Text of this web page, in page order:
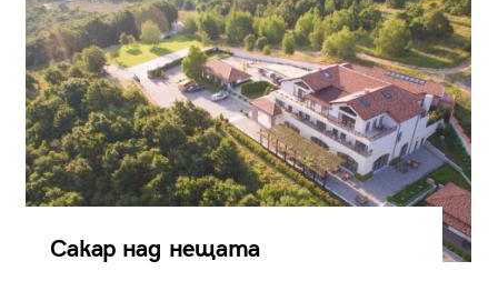
Сакар над нещата